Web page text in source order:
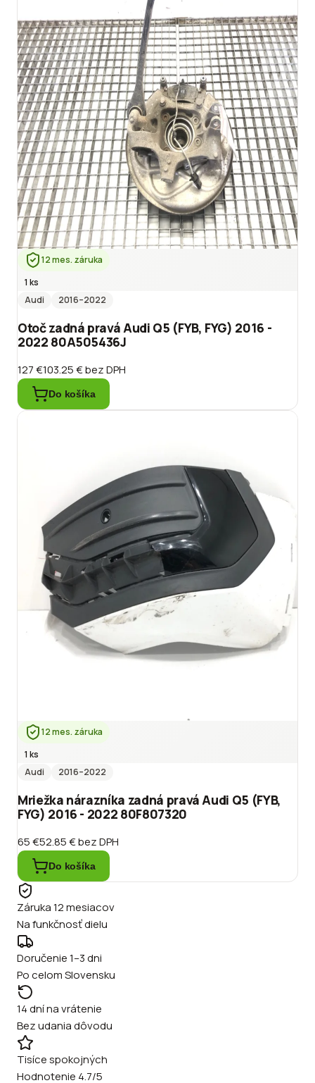
12 mes. záruka
1 ks
Audi
2016–2022
Otoč zadná pravá Audi Q5 (FYB, FYG) 2016 -
2022 80A505436J
127 €103.25 €bez DPH
Do košíka
12 mes. záruka
1 ks
Audi
2016–2022
Mriežka nárazníka zadná pravá Audi Q5 (FYB,
FYG) 2016 - 2022 80F807320
65 €52.85 €bez DPH
Do košíka
Záruka 12 mesiacov
Na funkčnosť dielu
Doručenie 1–3 dni
Po celom Slovensku
14 dní na vrátenie
Bez udania dôvodu
Tisíce spokojných
Hodnotenie 4.7/5